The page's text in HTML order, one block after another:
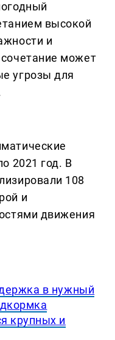
высокой
и
может
угрозы для
2021 год. В
108
и
движения
в нужный
крупных и